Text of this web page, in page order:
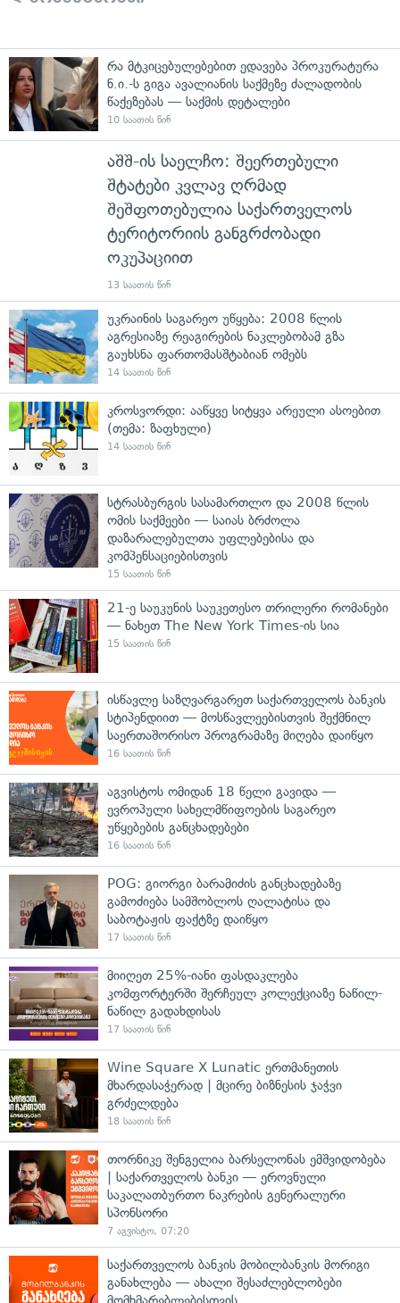
რა მტკიცებულებებით ედავება პროკურატურა
ნ.ი.-ს გიგა ავალიანის საქმეზე ძალადობის
წაქეზებას — საქმის დეტალები
10 საათის წინ
აშშ-ის საელჩო: შეერთებული
შტატები კვლავ ღრმად
შეშფოთებულია საქართველოს
ტერიტორიის განგრძობადი
ოკუპაციით
13 საათის წინ
უკრაინის საგარეო უწყება: 2008 წლის
აგრესიაზე რეაგირების ნაკლებობამ გზა
გაუხსნა ფართომასშტაბიან ომებს
14 საათის წინ
კროსვორდი: ააწყვე სიტყვა არეული ასოებით
(თემა: ზაფხული)
14 საათის წინ
სტრასბურგის სასამართლო და 2008 წლის
ომის საქმეები — საიას ბრძოლა
დაზარალებულთა უფლებებისა და
კომპენსაციებისთვის
15 საათის წინ
21-ე საუკუნის საუკეთესო თრილერი რომანები
— ნახეთ The New York Times-ის სია
15 საათის წინ
ისწავლე საზღვარგარეთ საქართველოს ბანკის
სტიპენდიით — მოსწავლეებისთვის შექმნილ
საერთაშორისო პროგრამაზე მიღება დაიწყო
16 საათის წინ
აგვისტოს ომიდან 18 წელი გავიდა —
ევროპული სახელმწიფოების საგარეო
უწყებების განცხადებები
16 საათის წინ
POG: გიორგი ბარამიძის განცხადებაზე
გამოძიება სამშობლოს ღალატისა და
საბოტაჟის ფაქტზე დაიწყო
17 საათის წინ
მიიღეთ 25%-იანი ფასდაკლება
კომფორტერში შერჩეულ კოლექციაზე ნაწილ-
ნაწილ გადახდისას
17 საათის წინ
Wine Square X Lunatic ერთმანეთის
მხარდასაჭერად | მცირე ბიზნესის ჯაჭვი
გრძელდება
18 საათის წინ
თორნიკე შენგელია ბარსელონას ემშვიდობება
| საქართველოს ბანკი — ეროვნული
საკალათბურთო ნაკრების გენერალური
სპონსორი
7 აგვისტო, 07:20
საქართველოს ბანკის მობილბანკის მორიგი
განახლება — ახალი შესაძლებლობები